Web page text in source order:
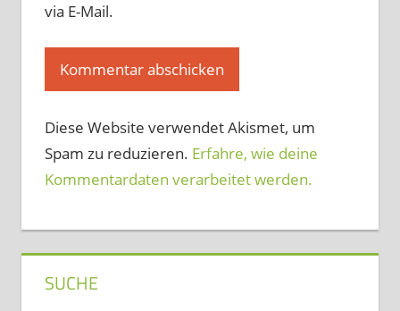
via E-Mail.
Diese Website verwendet Akismet, um
Spam zu reduzieren. Erfahre, wie deine
Kommentardaten verarbeitet werden.
SUCHE